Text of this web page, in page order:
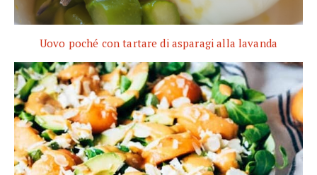
Uovo poché con tartare di asparagi alla lavanda